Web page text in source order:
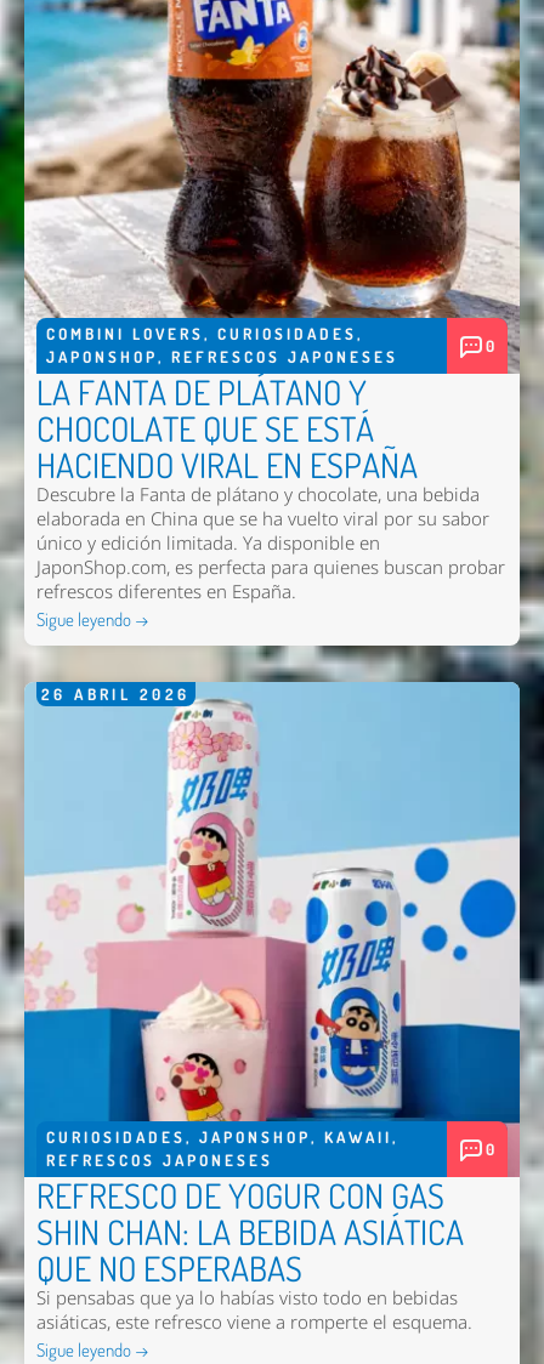
COMBINI LOVERS, CURIOSIDADES,
JAPONSHOP, REFRESCOS JAPONESES
0
LA FANTA DE PLÁTANO Y
CHOCOLATE QUE SE ESTÁ
HACIENDO VIRAL EN ESPAÑA
Descubre la Fanta de plátano y chocolate, una bebida
elaborada en China que se ha vuelto viral por su sabor
único y edición limitada. Ya disponible en
JaponShop.com, es perfecta para quienes buscan probar
refrescos diferentes en España.
Sigue leyendo →
26 ABRIL 2026
CURIOSIDADES, JAPONSHOP, KAWAII,
REFRESCOS JAPONESES
0
REFRESCO DE YOGUR CON GAS
SHIN CHAN: LA BEBIDA ASIÁTICA
QUE NO ESPERABAS
Si pensabas que ya lo habías visto todo en bebidas
asiáticas, este refresco viene a romperte el esquema.
Sigue leyendo →
Nombre *
Email *
Comentario *